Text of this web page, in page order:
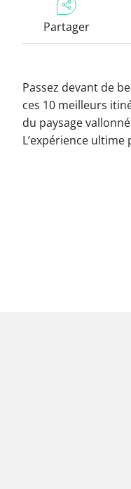
Partager
Passez devant de
ces 10 meilleurs
du paysage
L’expérience